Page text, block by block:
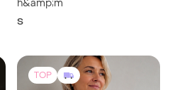
h&amp;m
S
TOP